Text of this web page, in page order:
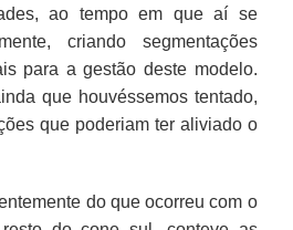
ao tempo em que aí se
criando segmentações
para a gestão deste modelo.
que houvéssemos tentado,
que poderiam ter aliviado o
do que ocorreu com o